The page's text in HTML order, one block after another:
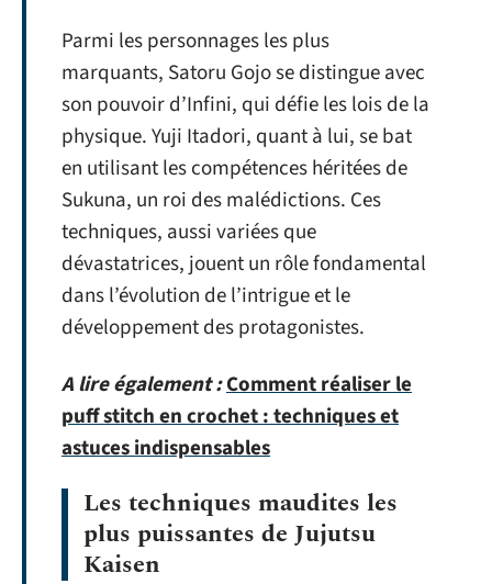
Parmi les personnages les plus
marquants, Satoru Gojo se distingue avec
son pouvoir d’Infini, qui défie les lois de la
physique. Yuji Itadori, quant à lui, se bat
en utilisant les compétences héritées de
Sukuna, un roi des malédictions. Ces
techniques, aussi variées que
dévastatrices, jouent un rôle fondamental
dans l’évolution de l’intrigue et le
développement des protagonistes.
A lire également :Comment réaliser le
puff stitch en crochet : techniques et
astuces indispensables
Les techniques maudites les
plus puissantes de Jujutsu
Kaisen